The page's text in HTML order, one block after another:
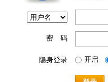
密 码
隐身登录 开启